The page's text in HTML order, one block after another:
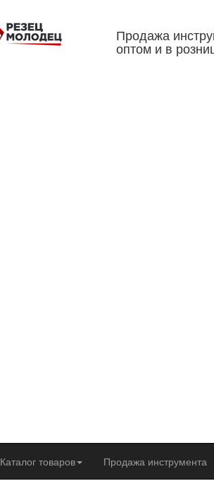
Продажа
оптом и в
Каталог товаров Продажа инструмента